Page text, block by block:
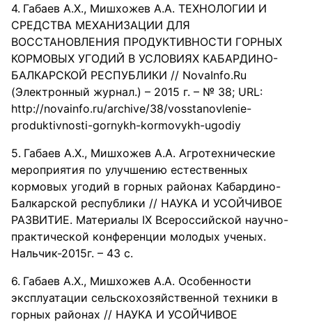
Габаев А.Х., Мишхожев А.А. ТЕХНОЛОГИИ И
СРЕДСТВА МЕХАНИЗАЦИИ ДЛЯ
ВОССТАНОВЛЕНИЯ ПРОДУКТИВНОСТИ ГОРНЫХ
КОРМОВЫХ УГОДИЙ В УСЛОВИЯХ КАБАРДИНО-
БАЛКАРСКОЙ РЕСПУБЛИКИ // NovaInfo.Ru
(Электронный журнал.) – 2015 г. – № 38; URL:
http://novainfo.ru/archive/38/vosstanovlenie-
produktivnosti-gornykh-kormovykh-ugodiy
Габаев А.Х., Мишхожев А.А. Агротехнические
мероприятия по улучшению естественных
кормовых угодий в горных районах Кабардино-
Балкарской республики // НАУКА И УСОЙЧИВОЕ
РАЗВИТИЕ. Материалы IX Всероссийской научно-
практической конференции молодых ученых.
Нальчик-2015г. – 43 с.
Габаев А.Х., Мишхожев А.А. Особенности
эксплуатации сельскохозяйственной техники в
горных районах // НАУКА И УСОЙЧИВОЕ